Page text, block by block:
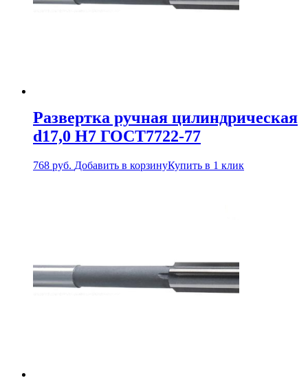
Развертка ручная цилиндрическая
d17,0 Н7 ГОСТ7722-77
768 руб. Добавить в корзинуКупить в 1 клик